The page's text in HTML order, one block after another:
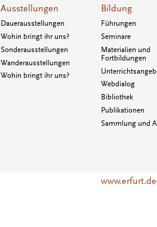
Ausstellungen
Dauerausstellungen
Wohin bringt ihr uns?
Sonderausstellungen
Wanderausstellungen
Wohin bringt ihr uns?
Bildung
Führungen
Seminare
Materialien und
Fortbildungen
Webdialog
Bibliothek
Publikationen
Sammlung und
www.erfurt.de